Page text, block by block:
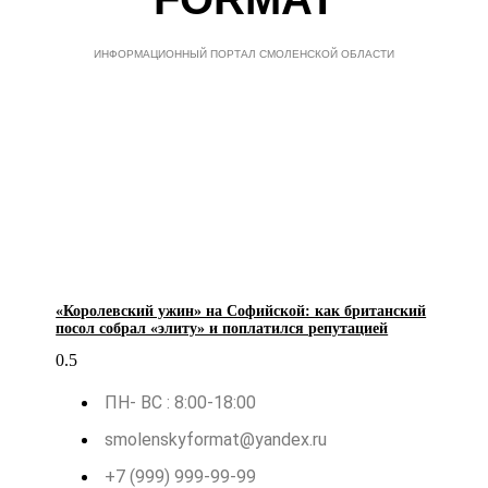
ИНФОРМАЦИОННЫЙ ПОРТАЛ СМОЛЕНСКОЙ ОБЛАСТИ
«Королевский ужин» на Софийской: как британский
посол собрал «элиту» и поплатился репутацией
ПН- ВС : 8:00-18:00
smolenskyformat@yandex.ru
+7 (999) 999-99-99